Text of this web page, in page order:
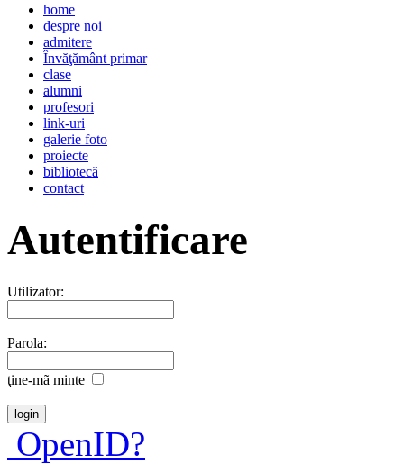
home
despre noi
admitere
Învăţământ primar
clase
alumni
profesori
link-uri
galerie foto
proiecte
bibliotecă
contact
Autentificare
Utilizator:
Parola:
ţine-mã minte
OpenID?